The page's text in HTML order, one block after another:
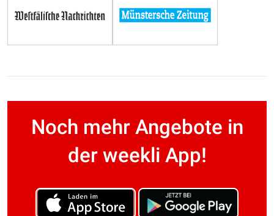
Noch mehr Angebote in
der weekli App!